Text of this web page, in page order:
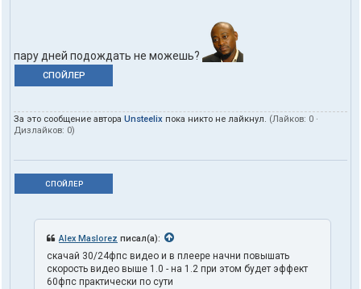
пару дней подождать не можешь?
СПОЙЛЕР
За это сообщение автора Unsteelix пока никто не лайкнул. (Лайков: 0 ·
Дизлайков: 0)
СПОЙЛЕР
Alex Maslorez писал(а):
скачай 30/24фпс видео и в плеере начни повышать
скорость видео выше 1.0 - на 1.2 при этом будет эффект
60фпс практически по сути